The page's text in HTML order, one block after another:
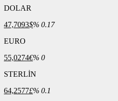
DOLAR
47,7093$% 0.17
EURO
55,0274€% 0
STERLİN
64,2577£% 0.1